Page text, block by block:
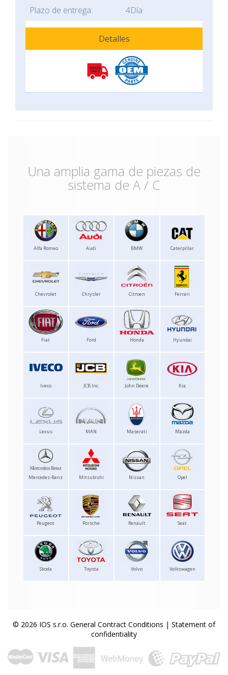
Plazo de entrega:
4Día
Detalles
Una amplia gama de piezas de
sistema de A / C
Alfa Romeo Audi BMW Caterpillar
Chevrolet Chrysler Citroen Ferrari
Fiat Ford Honda Hyundai
Iveco JCB Inc. John Deere Kia
Lexus MAN Maserati Mazda
Mercedes-Benz Mitsubishi Nissan Opel
Peugeot Porsche Renault Seat
Skoda Toyota Volvo Volkswagen
© 2026 IOS s.r.o. General Contract Conditions | Statement of
confidentiality